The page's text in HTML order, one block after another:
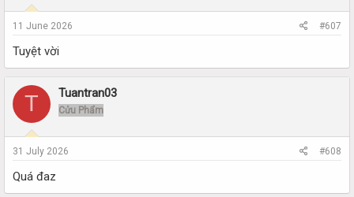
11 June 2026 #607
Tuyệt vời
T Tuantran03
Cửu Phẩm
31 July 2026 #608
Quá đaz